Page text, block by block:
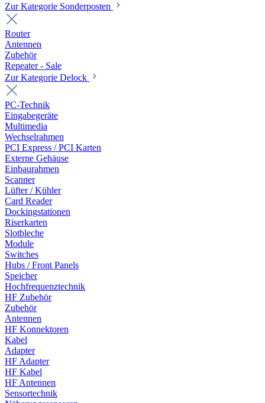
Zur Kategorie Sonderposten
Router
Antennen
Zubehör
Repeater - Sale
Zur Kategorie Delock
PC-Technik
Eingabegeräte
Multimedia
Wechselrahmen
PCI Express / PCI Karten
Externe Gehäuse
Einbaurahmen
Scanner
Lüfter / Kühler
Card Reader
Dockingstationen
Riserkarten
Slotbleche
Module
Switches
Hubs / Front Panels
Speicher
Hochfrequenztechnik
HF Zubehör
Zubehör
Antennen
HF Konnektoren
Kabel
Adapter
HF Adapter
HF Kabel
HF Antennen
Sensortechnik